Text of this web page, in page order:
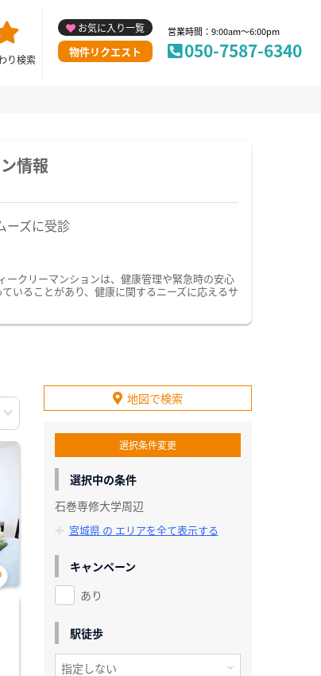
り検索
お気に入り一覧
物件リクエスト
営業時間：9:00am～6:00pm
050-7587-6340
情報
ーズに受診
クリーマンションは、健康管理や緊急時の安心
いることがあり、健康に関するニーズに応えるサ
地図で検索
選択条件変更
選択中の条件
石巻専修大学周辺
宮城県 の エリアを全て表示する
キャンペーン
あり
駅徒歩